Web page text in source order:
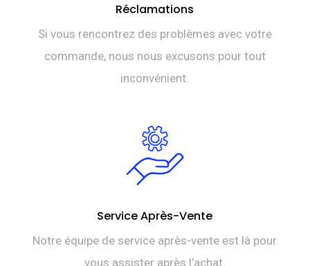
Réclamations
Si vous rencontrez des problèmes avec votre
commande, nous nous excusons pour tout
inconvénient.
Service Après-Vente
Notre équipe de service après-vente est là pour
vous assister après l’achat.